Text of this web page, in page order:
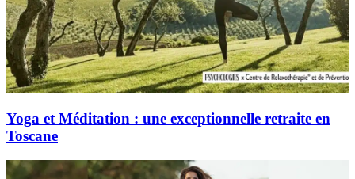
Yoga et Méditation : une exceptionnelle retraite en
Toscane